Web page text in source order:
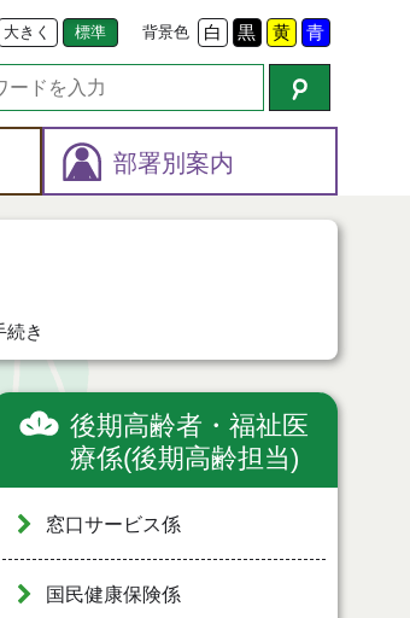
大きく 標準 背景色 白 黒 黄 青
部署別案内
続き
後期高齢者・福祉医
療係(後期高齢担当)
窓口サービス係
国民健康保険係